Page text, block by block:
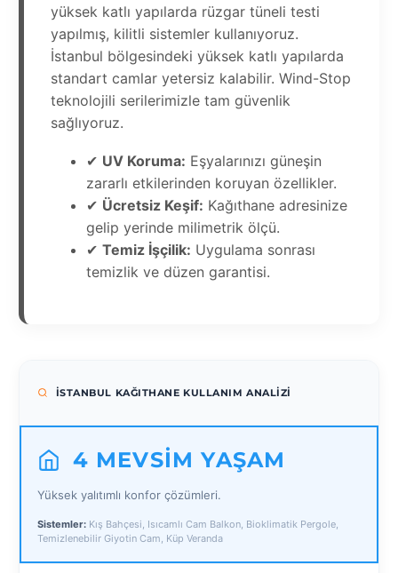
yüksek katlı yapılarda rüzgar tüneli testi
yapılmış, kilitli sistemler kullanıyoruz.
İstanbul bölgesindeki yüksek katlı yapılarda
standart camlar yetersiz kalabilir. Wind-Stop
teknolojili serilerimizle tam güvenlik
sağlıyoruz.
✔ UV Koruma: Eşyalarınızı güneşin
zararlı etkilerinden koruyan özellikler.
✔ Ücretsiz Keşif: Kağıthane adresinize
gelip yerinde milimetrik ölçü.
✔ Temiz İşçilik: Uygulama sonrası
temizlik ve düzen garantisi.
İSTANBUL KAĞITHANE KULLANIM ANALIZI
4 MEVSIM YAŞAM
Yüksek yalıtımlı konfor çözümleri.
Sistemler: Kış Bahçesi, Isıcamlı Cam Balkon, Bioklimatik Pergole,
Temizlenebilir Giyotin Cam, Küp Veranda